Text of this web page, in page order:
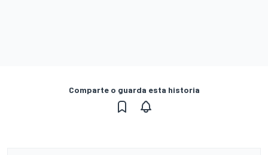
Comparte o guarda esta historia